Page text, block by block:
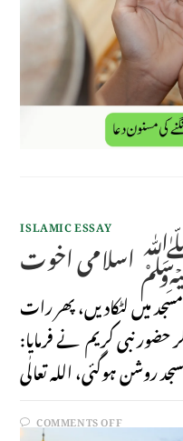
ISLAMIC ESSAY
اسلامی اخوت
میں لٹکادیں، پھر رات
نبی کریم نے فرمایا:
COMMENTS OFF